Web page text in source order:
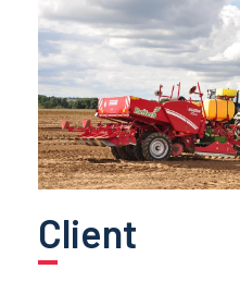
Client
Capteurs de couple de prise
Capteur de couple volant
Conditionneurs
Transmission du signal
chantier par mesure
multiaxiaux
Collecteurs tournants de
mesure de température sur